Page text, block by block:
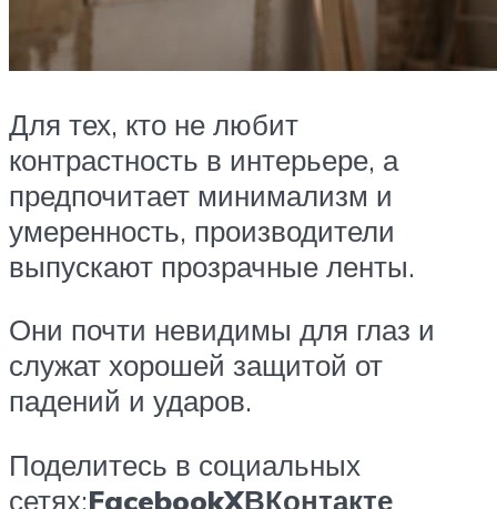
Для тех, кто не любит
контрастность в интерьере, а
предпочитает минимализм и
умеренность, производители
выпускают прозрачные ленты.
Они почти невидимы для глаз и
служат хорошей защитой от
падений и ударов.
Поделитесь в социальных
сетях:FacebookXВКонтакте